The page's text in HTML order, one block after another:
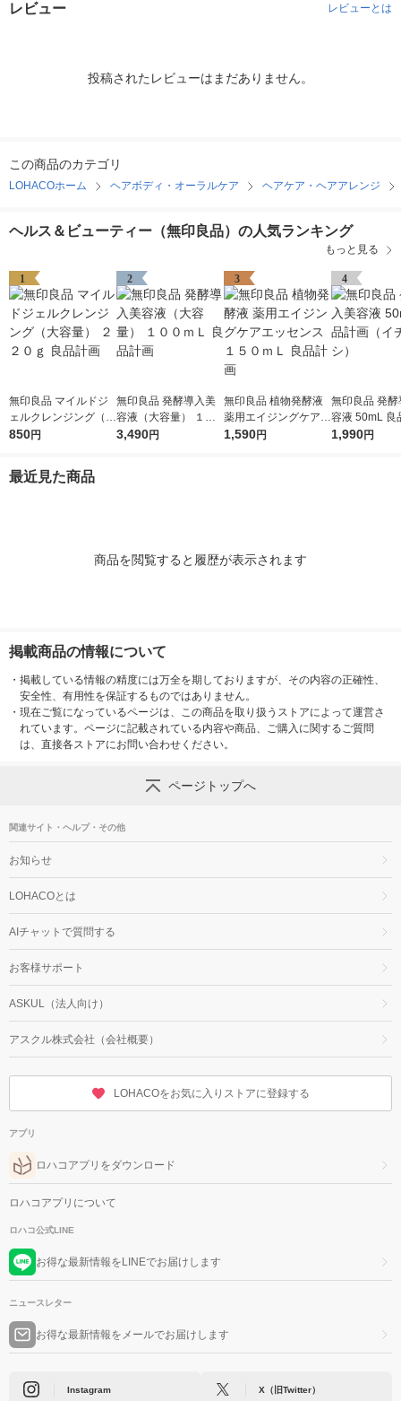
レビュー レビューとは
投稿されたレビューはまだありません。
この商品のカテゴリ
LOHACOホーム ヘアボディ・オーラルケア ヘアケア・ヘアアレンジ
ヘルス＆ビューティー（無印良品）の人気ランキング
もっと見る
1
無印良品 マイルドジ
ェルクレンジング（大
容量） ２２０ｇ 良品
850円
2
無印良品 発酵導入美
容液（大容量） １０
０ｍＬ 良品計画
3,490円
3
無印良品 植物発酵液
薬用エイジングケアエ
ッセンス １５０ｍＬ
1,590円
4
無印良品 発酵
容液 50mL 良
（イチオシ）
1,990円
最近見た商品
商品を閲覧すると履歴が表示されます
掲載商品の情報について
・ 掲載している情報の精度には万全を期しておりますが、その内容の正確性、
安全性、有用性を保証するものではありません。
・ 現在ご覧になっているページは、この商品を取り扱うストアによって運営さ
れています。ページに記載されている内容や商品、ご購入に関するご質問
は、直接各ストアにお問い合わせください。
ページトップへ
関連サイト・ヘルプ・その他
お知らせ
LOHACOとは
AIチャットで質問する
お客様サポート
ASKUL（法人向け）
アスクル株式会社（会社概要）
LOHACOをお気に入りストアに登録する
アプリ
ロハコアプリをダウンロード
ロハコアプリについて
ロハコ公式LINE
お得な最新情報をLINEでお届けします
ニュースレター
お得な最新情報をメールでお届けします
Instagram X（旧Twitter）